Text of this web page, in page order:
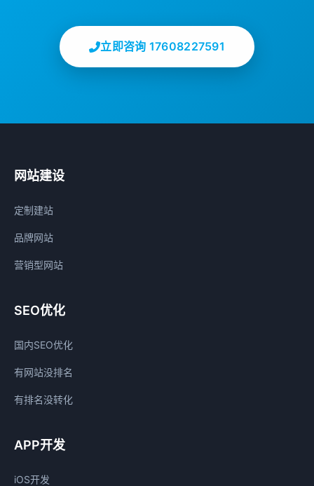
立即咨询 17608227591
网站建设
定制建站
品牌网站
营销型网站
SEO优化
国内SEO优化
有网站没排名
有排名没转化
APP开发
iOS开发